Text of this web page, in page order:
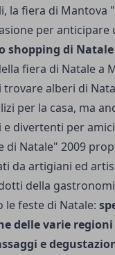
la fiera di Mantova
per anticipare
shopping di Natale
fiera di Natale a
alberi di
per la casa, ma
divertenti per
di Natale" 2009
da artigiani ed
della
le feste di Natale:
delle varie
e